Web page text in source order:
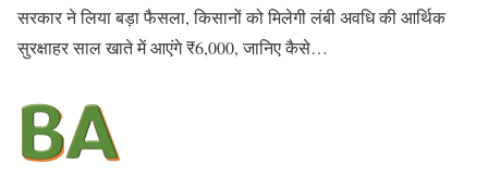
सरकार ने लिया बड़ा फैसला, किसानों को मिलेगी लंबी अवधि की आर्थिक
सुरक्षाहर साल खाते में आएंगे ₹6,000, जानिए कैसे…